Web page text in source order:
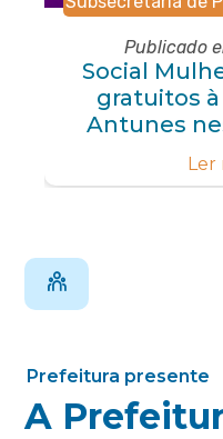
Publicado
Social
gratuitos à
Antunes
Ler
Prefeitura presente
A